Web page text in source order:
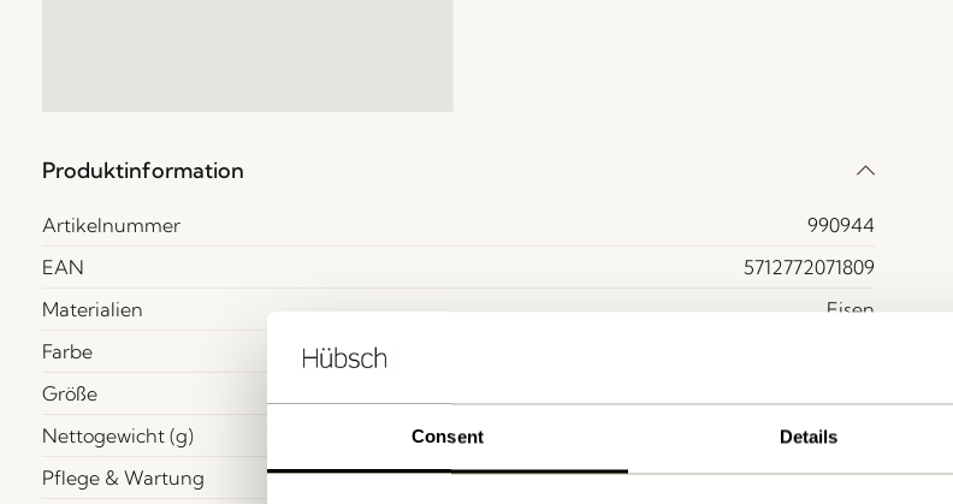
Consent Details
Produktinformation
Artikelnummer
990944
EAN
5712772071809
Materialien
Eisen
Farbe
Größe
Nettogewicht (g)
Pflege & Wartung
Anleitung ansehen